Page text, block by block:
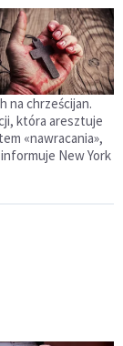
na chrześcijan.
która aresztuje
«nawracania»,
New York